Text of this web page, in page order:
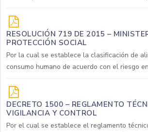
RESOLUCIÓN 719 DE 2015 –
PROTECCIÓN SOCIAL
Por la cual se establece la clasificación de
consumo humano de acuerdo con el riesgo
DECRETO 1500 – REGLAMENTO
VIGILANCIA Y CONTROL
Por el cual se establece el reglamento